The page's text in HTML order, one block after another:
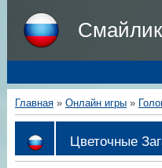
Главная» Онлайн игры»
Цветочные